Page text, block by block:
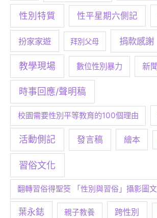
性別特質 性平星期六側記
扮家家遊 拜別父母 捐款感謝
教學現場 數位性別暴力 新
時事回應/聲明稿
校園需要性別平等教育的100個理由
活動側記 發言稿 繪本
習俗文化
翻轉習俗得聖筊 「性別與習俗」攝影圖
葉永鋕 親子教養 跨性別